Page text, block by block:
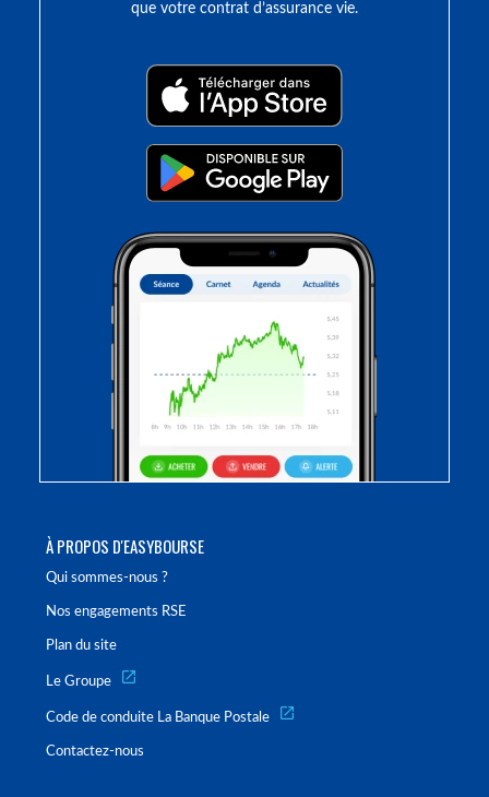
À PROPOS D'EASYBOURSE
Qui sommes-nous ?
Nos engagements RSE
Plan du site
Le Groupe
Code de conduite La Banque Postale
Contactez-nous
que votre contrat d’assurance vie.